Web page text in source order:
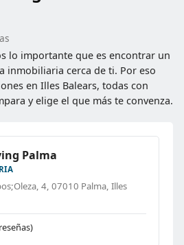
lo importante que es encontrar un
inmobiliaria cerca de ti. Por eso
en Illes Balears, todas con
y elige el que más te convenza.
Palma
4, 07010 Palma, Illes